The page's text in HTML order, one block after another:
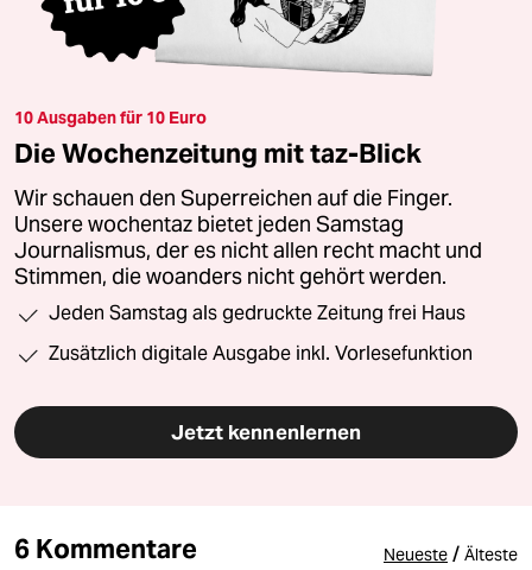
10 Ausgaben für 10 Euro
Die Wochenzeitung mit taz-Blick
Wir schauen den Superreichen auf die Finger.
Unsere wochentaz bietet jeden Samstag
Journalismus, der es nicht allen recht macht und
Stimmen, die woanders nicht gehört werden.
Jeden Samstag als gedruckte Zeitung frei Haus
Zusätzlich digitale Ausgabe inkl. Vorlesefunktion
Jetzt kennenlernen
6 Kommentare Neueste / Älteste